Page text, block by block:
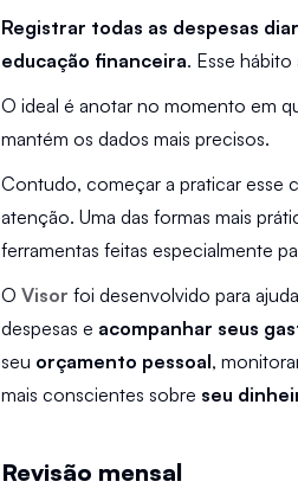
Registrar todas as despesas
educação financeira. Esse
O ideal é anotar no momento em
mantém os dados mais precisos.
Contudo, começar a praticar esse
atenção. Uma das formas mais
ferramentas feitas especialmente
O Visor foi desenvolvido para
despesas e acompanhar seus
seu orçamento pessoal,
mais conscientes sobre seu
Revisão mensal